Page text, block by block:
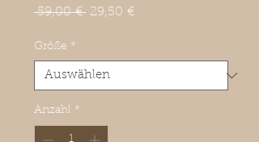
59,00 € Standardpreis
29,50 €Sale-
Größe *
Anzahl *